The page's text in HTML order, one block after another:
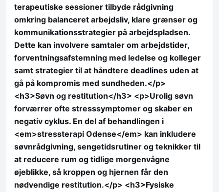
terapeutiske sessioner tilbyde rådgivning
omkring balanceret arbejdsliv, klare grænser og
kommunikationsstrategier på arbejdspladsen.
Dette kan involvere samtaler om arbejdstider,
forventningsafstemning med ledelse og kolleger
samt strategier til at håndtere deadlines uden at
gå på kompromis med sundheden.</p>
<h3>Søvn og restitution</h3> <p>Urolig søvn
forværrer ofte stresssymptomer og skaber en
negativ cyklus. En del af behandlingen i
<em>stressterapi Odense</em> kan inkludere
søvnrådgivning, sengetidsrutiner og teknikker til
at reducere rum og tidlige morgenvågne
øjeblikke, så kroppen og hjernen får den
nødvendige restitution.</p> <h3>Fysiske